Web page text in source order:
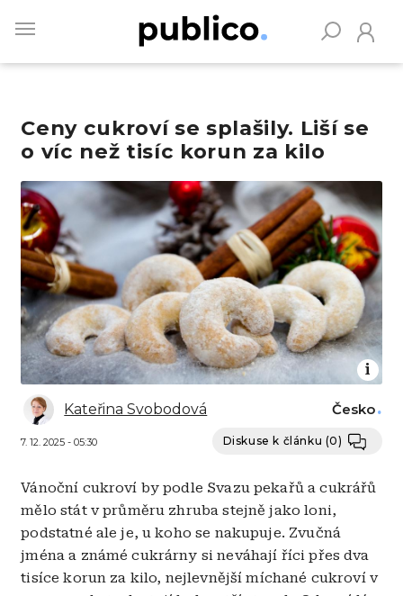
main
Ceny cukroví se splašily. Liší se
o víc než tisíc korun za kilo
Obrázek
Kateřina Svobodová
7. 12. 2025 - 05:30
Česko
Diskuse k článku (0)
Vánoční cukroví by podle Svazu pekařů a cukrářů
mělo stát v průměru zhruba stejně jako loni,
podstatné ale je, u koho se nakupuje. Zvučná
jména a známé cukrárny si neváhají říci přes dva
tisíce korun za kilo, nejlevnější míchané cukroví v
Vyhledávejte na Publiku